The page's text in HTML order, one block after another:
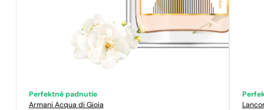
Perfektné padnutie
Armani Acqua di Gioia